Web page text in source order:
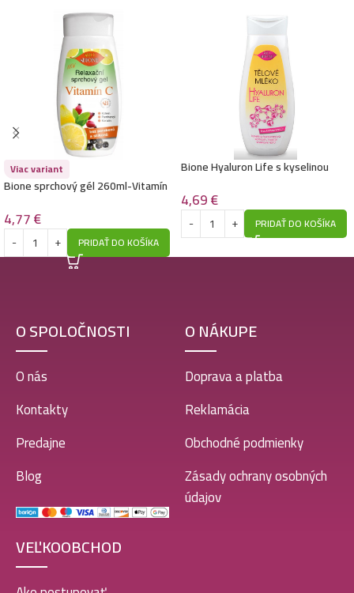
Viac variant
Bione sprchový gél 260ml-Vitamín
4,77€
PRIDAŤ DO KOŠÍKA
Bione Hyaluron Life s kyselinou
4,69€
PRIDAŤ DO KOŠÍKA
O SPOLOČNOSTI
O nás
Kontakty
Predajne
Blog
O NÁKUPE
Doprava a platba
Reklamácia
Obchodné podmienky
Zásady ochrany osobných
údajov
VEĽKOOBCHOD